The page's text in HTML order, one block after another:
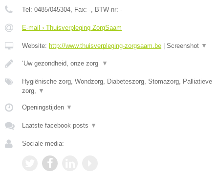
Tel: 0485/045304, Fax: -, BTW-nr: -
E-mail › Thuisverpleging ZorgSaam
Website: http://www.thuisverpleging-zorgsaam.be Screenshot ▼
‘Uw gezondheid, onze zorg’ ▼
Hygiënische zorg, Wondzorg, Diabeteszorg, Stomazorg, Palliatieve
zorg, ▼
Openingstijden ▼
Laatste facebook posts ▼
Sociale media: